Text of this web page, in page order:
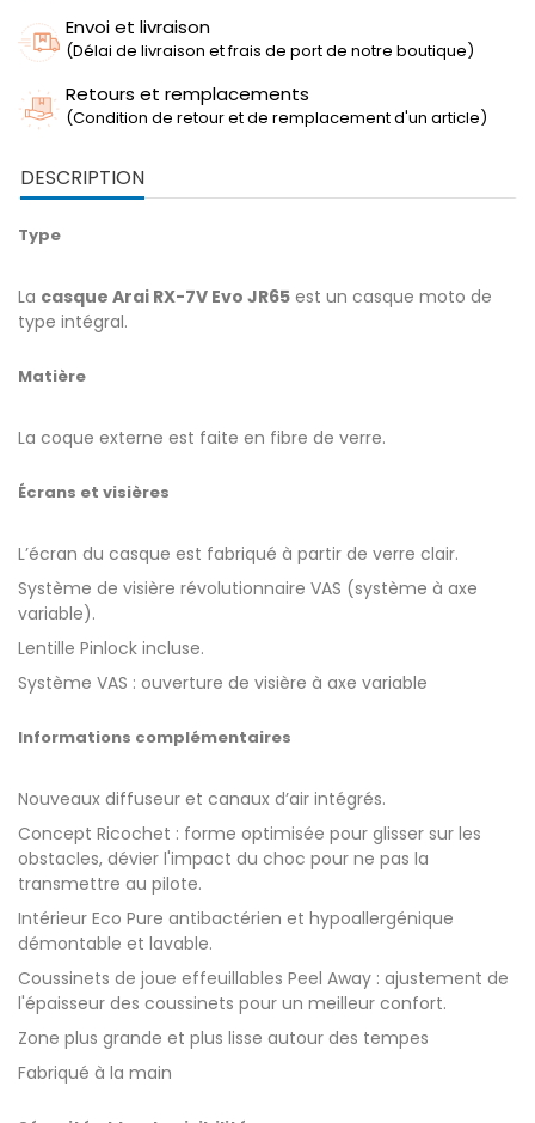
Envoi et livraison
(Délai de livraison et frais de port de notre boutique)
Retours et remplacements
(Condition de retour et de remplacement d'un article)
DESCRIPTION
Type
La casque Arai RX-7V Evo JR65 est un casque moto de
type intégral.
Matière
La coque externe est faite en fibre de verre.
Écrans et visières
L’écran du casque est fabriqué à partir de verre clair.
Système de visière révolutionnaire VAS (système à axe
variable).
Lentille Pinlock incluse.
Système VAS : ouverture de visière à axe variable
Informations complémentaires
Nouveaux diffuseur et canaux d’air intégrés.
Concept Ricochet : forme optimisée pour glisser sur les
obstacles, dévier l'impact du choc pour ne pas la
transmettre au pilote.
Intérieur Eco Pure antibactérien et hypoallergénique
démontable et lavable.
Coussinets de joue effeuillables Peel Away : ajustement de
l'épaisseur des coussinets pour un meilleur confort.
Zone plus grande et plus lisse autour des tempes
Fabriqué à la main